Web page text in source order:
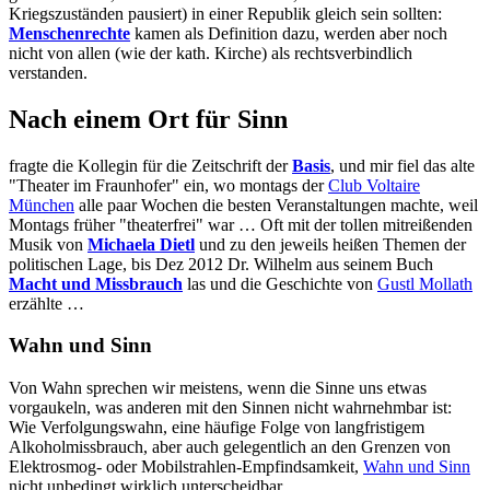
Kriegszuständen pausiert) in einer Republik gleich sein sollten:
Menschenrechte kamen als Definition dazu, werden aber noch
nicht von allen (wie der kath. Kirche) als rechtsverbindlich
verstanden.
Nach einem Ort für Sinn
fragte die Kollegin für die Zeitschrift derBasis, und mir fiel das alte
"Theater im Fraunhofer" ein, wo montags derClub Voltaire
München alle paar Wochen die besten Veranstaltungen machte, weil
Montags früher "theaterfrei" war … Oft mit der tollen mitreißenden
Musik von Michaela Dietl und zu den jeweils heißen Themen der
politischen Lage, bis Dez 2012 Dr. Wilhelm aus seinem Buch
Macht und Missbrauch las und die Geschichte von Gustl Mollath
erzählte …
Wahn und Sinn
Von Wahn sprechen wir meistens, wenn die Sinne uns etwas
vorgaukeln, was anderen mit den Sinnen nicht wahrnehmbar ist:
Wie Verfolgungswahn, eine häufige Folge von langfristigem
Alkoholmissbrauch, aber auch gelegentlich an den Grenzen von
Elektrosmog- oder Mobilstrahlen-Empfindsamkeit, Wahn und Sinn